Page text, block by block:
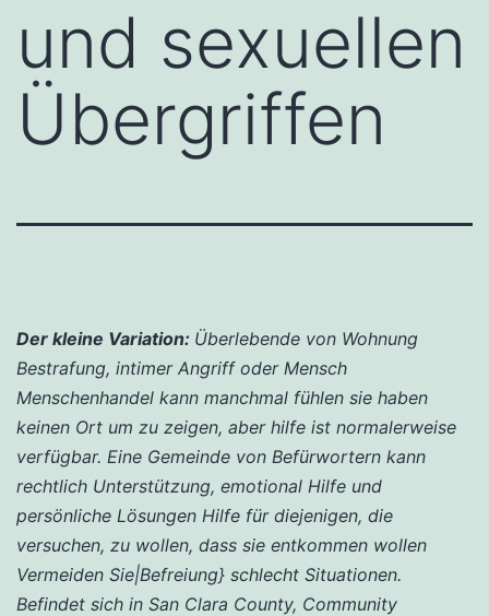
und sexuellen
Übergriffen
Der kleine Variation: Überlebende von Wohnung
Bestrafung, intimer Angriff oder Mensch
Menschenhandel kann manchmal fühlen sie haben
keinen Ort um zu zeigen, aber hilfe ist normalerweise
verfügbar. Eine Gemeinde von Befürwortern kann
rechtlich Unterstützung, emotional Hilfe und
persönliche Lösungen Hilfe für diejenigen, die
versuchen, zu wollen, dass sie entkommen wollen
Vermeiden Sie|Befreiung} schlecht Situationen.
Befindet sich in San Clara County, Community